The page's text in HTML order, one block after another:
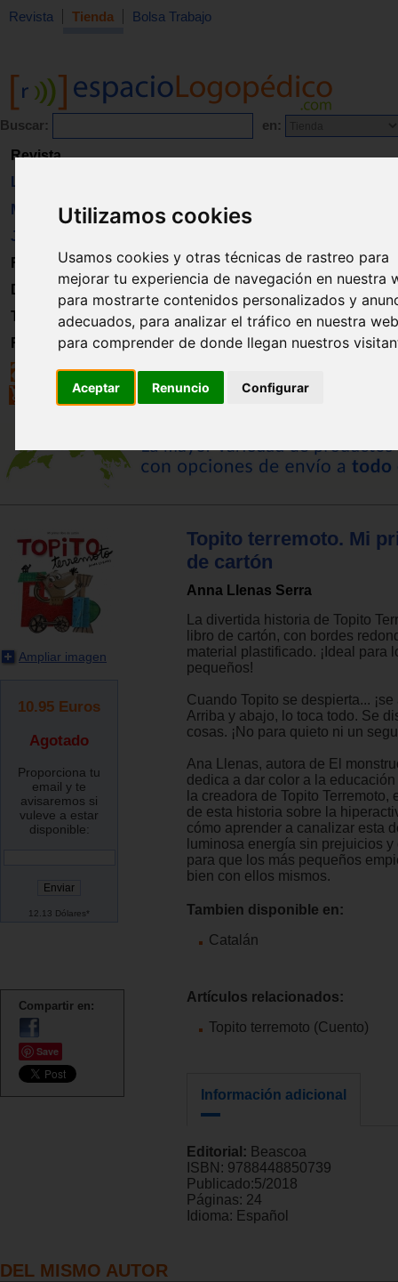
Utilizamos cookies
Usamos cookies y otras técnicas de rastreo para
mejorar tu experiencia de navegación en nuestra
para mostrarte contenidos personalizados y
adecuados, para analizar el tráfico en nuestra
para comprender de donde llegan nuestros
Aceptar Renuncio Configurar
Revista Tienda Bolsa Trabajo
Buscar: en:
Revista
Libros
Material
Juguetes
Formación
Directorio
Trabajo
Registro
Ampliar imagen
10.95 Euros
Agotado
Proporciona tu
email y te
avisaremos si
vuleve a estar
disponible:
12.13 Dólares*
Compartir en:
Save
Topito terremoto. Mi
de cartón
Anna Llenas Serra
La divertida historia de Topito
libro de cartón, con bordes
material plastificado. ¡Ideal para
pequeños!
Cuando Topito se despierta...
Arriba y abajo, lo toca todo. Se
cosas. ¡No para quieto ni un
Ana Llenas, autora de El
dedica a dar color a la
la creadora de Topito Terremoto,
de esta historia sobre la
cómo aprender a canalizar esta
luminosa energía sin prejuicios y
para que los más pequeños
bien con ellos mismos.
Tambien disponible en:
Catalán
Artículos relacionados:
Topito terremoto (Cuento)
Información adicional
Editorial: Beascoa
ISBN: 9788448850739
Publicado:5/2018
Páginas: 24
Idioma: Español
DEL MISMO AUTOR